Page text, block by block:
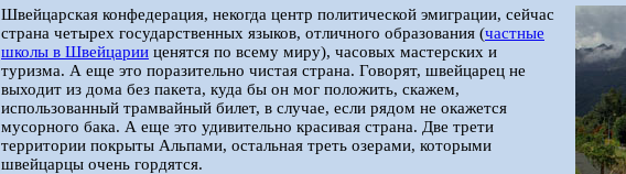
Швейцарская конфедерация, некогда центр политической эмиграции, сейчас
страна четырех государственных языков, отличного образования (частные
школы в Швейцарии ценятся по всему миру), часовых мастерских и
туризма. А еще это поразительно чистая страна. Говорят, швейцарец не
выходит из дома без пакета, куда бы он мог положить, скажем,
использованный трамвайный билет, в случае, если рядом не окажется
мусорного бака. А еще это удивительно красивая страна. Две трети
территории покрыты Альпами, остальная треть озерами, которыми
швейцарцы очень гордятся.